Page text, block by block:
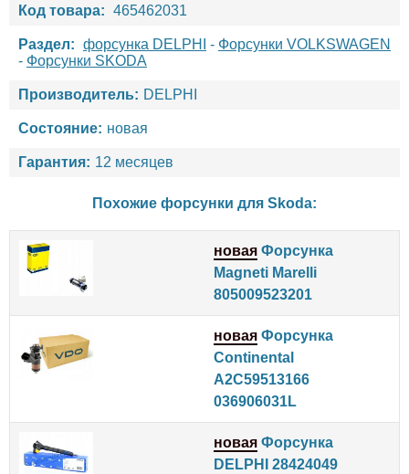
Код товара: 465462031
Раздел: форсунка DELPHI - Форсунки VOLKSWAGEN
- Форсунки SKODA
Производитель: DELPHI
Состояние: новая
Гарантия: 12 месяцев
Похожие форсунки для Skoda:
новая Форсунка
Magneti Marelli
805009523201
новая Форсунка
Continental
A2C59513166
036906031L
новая Форсунка
DELPHI 28424049